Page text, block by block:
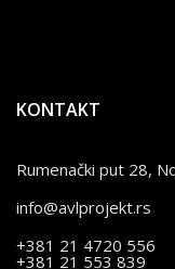
KONTAKT
Rumenački put 28,
info@avlprojekt.rs
+381 21 4720 556
+381 21 553 839